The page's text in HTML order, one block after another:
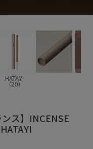
HATAYI
(20)
ンス】INCENSE